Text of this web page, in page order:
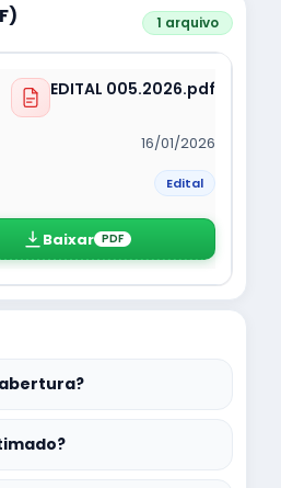
1 arquivo
EDITAL 005.2026.pdf
16/01/2026
Edital
Baixar PDF